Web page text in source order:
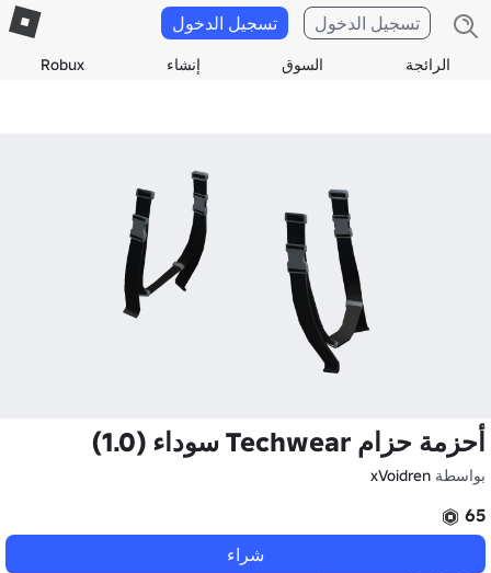
الرائجة السوق إنشاء Robux
تسجيل الدخول تسجيل الدخول
أحزمة حزام Techwear سوداء (1.0)
بواسطة xVoidren
65
شراء